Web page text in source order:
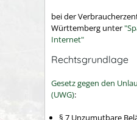
bei der
Württemberg unter
Internet"
Rechtsgrundlage
Gesetz gegen den
(UWG):
§ 7 Unzumutbare